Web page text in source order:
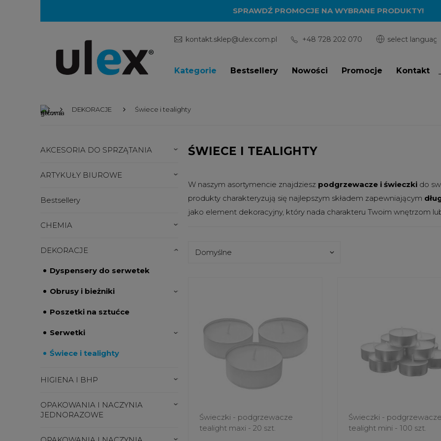
SPRAWDŹ PROMOCJE NA WYBRANE PRODUKTY!
kontakt.sklep@ulex.com.pl +48 728 202 070
Kategorie Bestsellery Nowości Promocje Kontakt
DEKORACJE Świece i tealighty
AKCESORIA DO SPRZĄTANIA
ARTYKUŁY BIUROWE
Bestsellery
CHEMIA
DEKORACJE
Dyspensery do serwetek
Obrusy i bieżniki
Poszetki na sztućce
Serwetki
Świece i tealighty
HIGIENA I BHP
OPAKOWANIA I NACZYNIA
JEDNORAZOWE
ŚWIECE I TEALIGHTY
W naszym asortymencie znajdziesz podgrzewacze i świeczki do
produkty charakteryzują się najlepszym składem zapewniającym
jako element dekoracyjny, który nada charakteru Twoim wnętrzom
Świeczki - podgrzewacze
tealight maxi - 20 szt.
Świeczki -
tealight mini - 100 szt.